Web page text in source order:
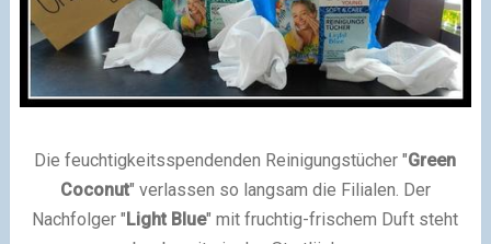
Die feuchtigkeitsspendenden Reinigungstücher "Green
Coconut" verlassen so langsam die Filialen. Der
Nachfolger "Light Blue" mit fruchtig-frischem Duft steht